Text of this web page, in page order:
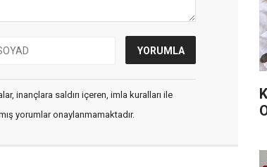
inançlara saldırı içeren, imla kuralları ile
yorumlar onaylanmamaktadır.